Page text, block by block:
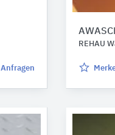
Anfragen
REHAU